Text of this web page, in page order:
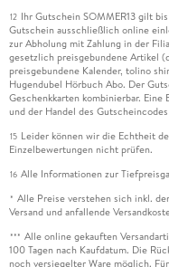
12 Ihr Gutschein SOMMER13 gilt
Gutschein ausschließlich online
zur Abholung mit Zahlung in der
gesetzlich preisgebundene Artikel
preisgebundene Kalender, tolino
Hugendubel Hörbuch Abo. Der
Geschenkkarten kombinierbar.
und der Handel des
15 Leider können wir die Echtheit
Einzelbewertungen nicht prüfen.
16 Alle Informationen zur
* Alle Preise verstehen sich inkl.
Versand und anfallende
*** Alle online gekauften
100 Tagen nach Kaufdatum. Die
noch versiegelter Ware möglich.